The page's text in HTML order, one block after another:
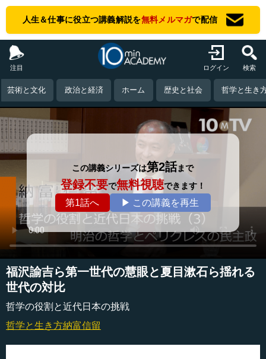
人生＆仕事に役立つ講義解説を無料メルマガで配信
注目 ログイン 検索
芸術と文化 政治と経済 ホーム 歴史と社会 哲学と生き
この講義シリーズは第2話まで
登録不要で無料視聴できます！
第1話へ ▶ この講義を再生
福沢諭吉ら第一世代の慧眼と夏目漱石ら揺れる
世代の対比
哲学の役割と近代日本の挑戦
哲学と生き方納富信留